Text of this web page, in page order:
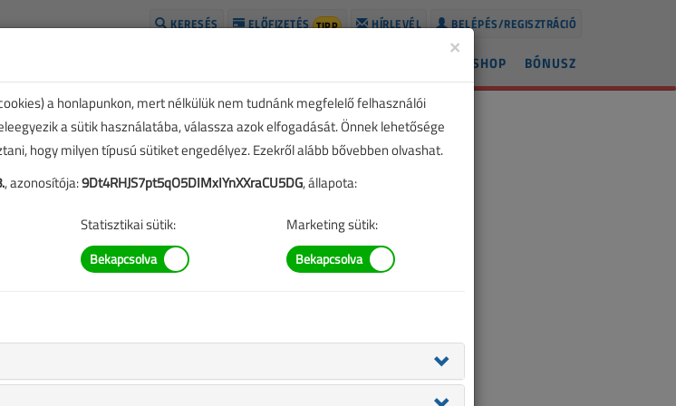
BELÉPÉS/REGISZTRÁCIÓ
HÍRLEVÉL
ELŐFIZETÉS TIPP
KERESÉS
BÓNUSZ
SHOP
×
a honlapunkon, mert nélkülük nem tudnánk megfelelő felhasználói
a sütik használatába, válassza azok elfogadását. Önnek lehetősége
hogy milyen típusú sütiket engedélyez. Ezekről alább bővebben olvashat.
, azonosítója:9Dt4RHJS7pt5qO5DIMxIYnXXraCU5DG, állapota:
Statisztikai sütik: Marketing sütik: